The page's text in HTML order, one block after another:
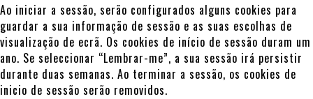
Ao iniciar a sessão, serão configurados alguns cookies para
guardar a sua informação de sessão e as suas escolhas de
visualização de ecrã. Os cookies de início de sessão duram um
ano. Se seleccionar “Lembrar-me”, a sua sessão irá persistir
durante duas semanas. Ao terminar a sessão, os cookies de
inicio de sessão serão removidos.